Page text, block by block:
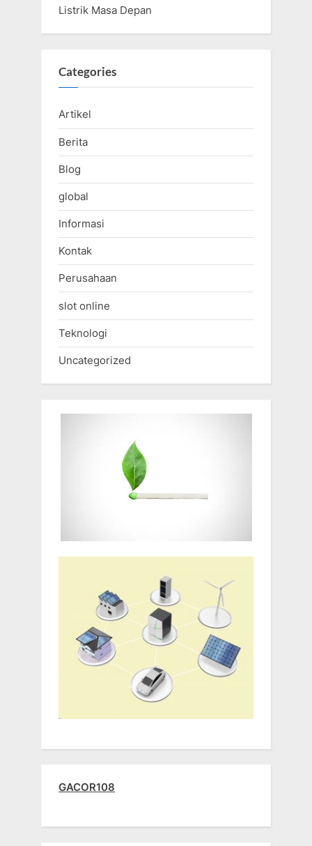
Listrik Masa Depan
Categories
Artikel
Berita
Blog
global
Informasi
Kontak
Perusahaan
slot online
Teknologi
Uncategorized
GACOR108